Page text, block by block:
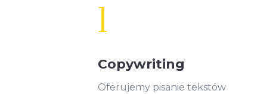
l
Copywriting
Oferujemy pisanie tekstów